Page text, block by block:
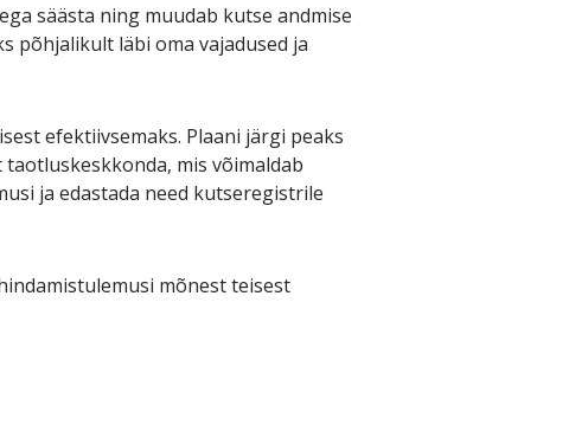
säästa ning muudab kutse andmise
põhjalikult läbi oma vajadused ja
efektiivsemaks. Plaani järgi peaks
mis võimaldab
ja edastada need kutseregistrile
mõnest teisest